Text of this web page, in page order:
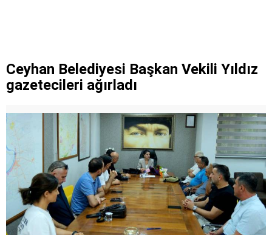
parçası haline getirebilir
Ceyhan Belediyesi Başkan Vekili Yıldız
gazetecileri ağırladı